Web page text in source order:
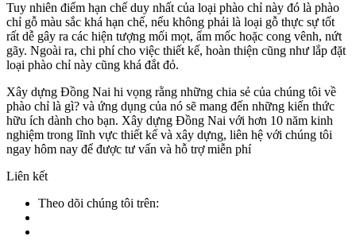
Tuy nhiên điểm hạn chế duy nhất của loại phào chỉ này đó là phào
chỉ gỗ màu sắc khá hạn chế, nếu không phải là loại gỗ thực sự tốt
rất dễ gây ra các hiện tượng mối mọt, ẩm mốc hoặc cong vênh, nứt
gãy. Ngoài ra, chi phí cho việc thiết kế, hoàn thiện cũng như lắp đặt
loại phào chỉ này cũng khá đắt đỏ.
Xây dựng Đồng Nai hi vọng rằng những chia sẻ của chúng tôi về
phào chỉ là gì? và ứng dụng của nó sẽ mang đến những kiến thức
hữu ích dành cho bạn. Xây dựng Đồng Nai với hơn 10 năm kinh
nghiệm trong lĩnh vực thiết kế và xây dựng, liên hệ với chúng tôi
ngay hôm nay để được tư vấn và hỗ trợ miễn phí
Liên kết
Theo dõi chúng tôi trên: